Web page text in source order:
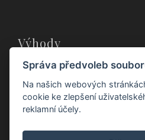
Výhody
Zákaznický servis
Prodejny
Správa předvoleb
Na našich webových
cookie ke zlepšení
reklamní účely.